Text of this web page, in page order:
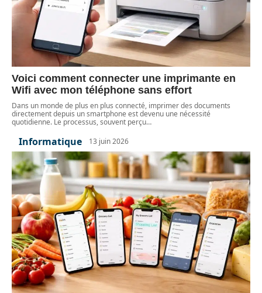
Voici comment connecter une imprimante en
Wifi avec mon téléphone sans effort
Dans un monde de plus en plus connecté, imprimer des documents
directement depuis un smartphone est devenu une nécessité
quotidienne. Le processus, souvent perçu…
Informatique 13 juin 2026